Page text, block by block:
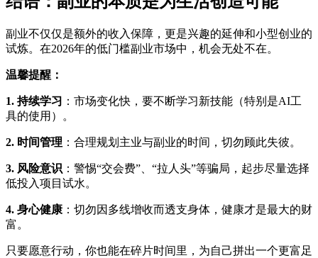
副业不仅仅是额外的收入保障，更是兴趣的延伸和小型创业的
试炼。在2026年的低门槛副业市场中，机会无处不在。
温馨提醒：
1. 持续学习 ：市场变化快，要不断学习新技能（特别是AI工
具的使用）。
2. 时间管理 ：合理规划主业与副业的时间，切勿顾此失彼。
3. 风险意识 ：警惕“交会费”、“拉人头”等骗局，起步尽量选择
低投入项目试水。
4. 身心健康 ：切勿因多线增收而透支身体，健康才是最大的财
富。
只要愿意行动，你也能在碎片时间里，为自己拼出一个更富足